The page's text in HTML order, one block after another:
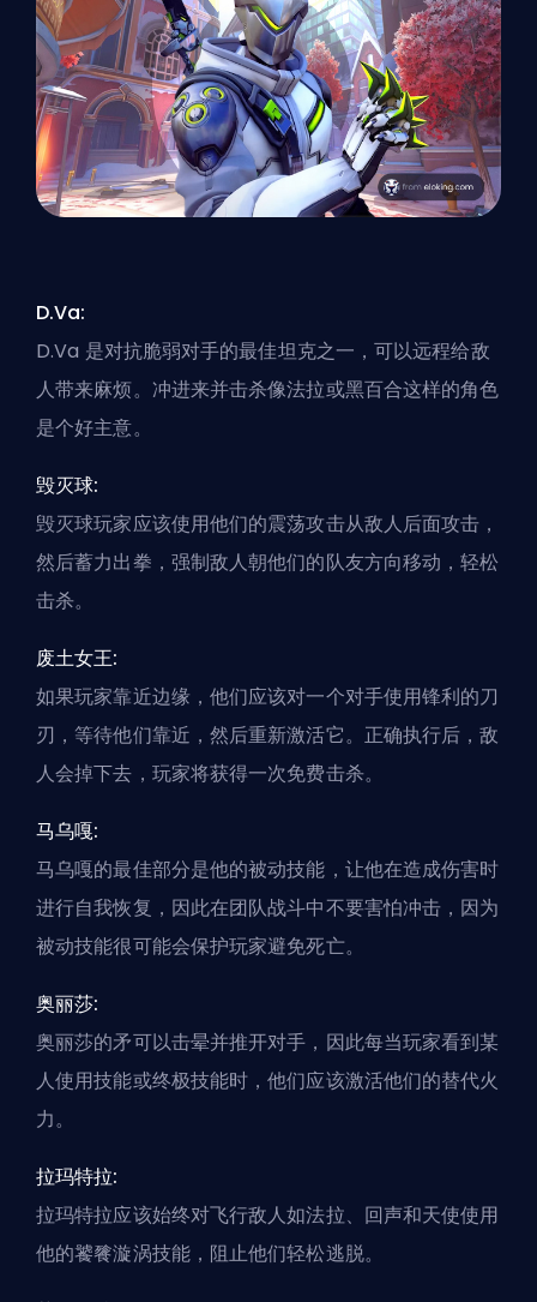
D.Va:
D.Va 是对抗脆弱对手的最佳坦克之一，可以远程给敌
人带来麻烦。冲进来并击杀像法拉或黑百合这样的角色
是个好主意。
毁灭球:
毁灭球玩家应该使用他们的震荡攻击从敌人后面攻击，
然后蓄力出拳，强制敌人朝他们的队友方向移动，轻松
击杀。
废土女王:
如果玩家靠近边缘，他们应该对一个对手使用锋利的刀
刃，等待他们靠近，然后重新激活它。正确执行后，敌
人会掉下去，玩家将获得一次免费击杀。
马乌嘎:
马乌嘎的最佳部分是他的被动技能，让他在造成伤害时
进行自我恢复，因此在团队战斗中不要害怕冲击，因为
被动技能很可能会保护玩家避免死亡。
奥丽莎:
奥丽莎的矛可以击晕并推开对手，因此每当玩家看到某
人使用技能或终极技能时，他们应该激活他们的替代火
力。
拉玛特拉:
拉玛特拉应该始终对飞行敌人如法拉、回声和天使使用
他的饕餮漩涡技能，阻止他们轻松逃脱。